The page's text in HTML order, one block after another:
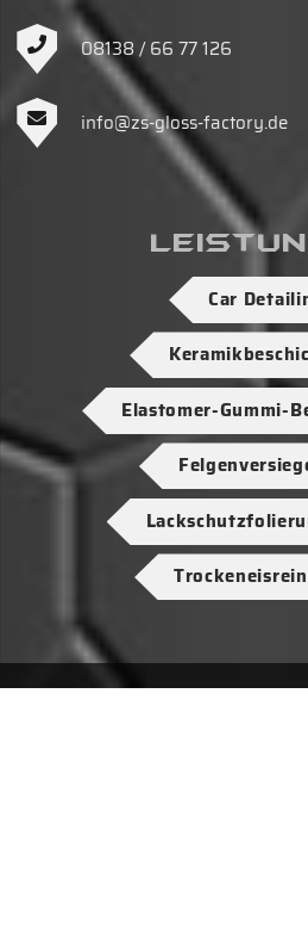
08138 / 66 77 126
info@zs-gloss-factory.de
Car
Elastomer-Gummi-